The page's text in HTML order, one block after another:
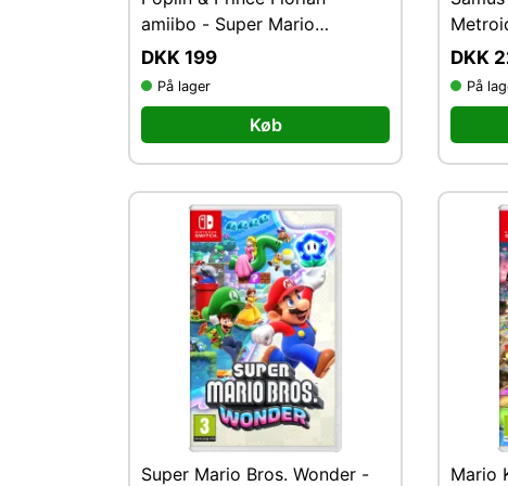
amiibo - Super Mario
Collection - Nintendo
DKK 199
På lager
Køb
DKK
På
Super Mario Bros. Wonder - Mario